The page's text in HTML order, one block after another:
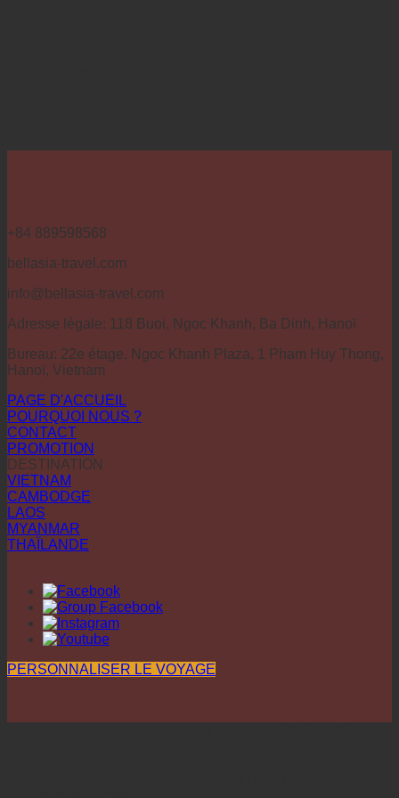
+84 889598568
bellasia-travel.com
info@bellasia-travel.com
Adresse légale: 118 Buoi, Ngoc Khanh, Ba Dinh, Hanoï
Bureau: 22e étage, Ngoc Khanh Plaza, 1 Pham Huy Thong,
Hanoï, Vietnam
PAGE D'ACCUEIL
POURQUOI NOUS ?
CONTACT
PROMOTION
DESTINATION
VIETNAM
CAMBODGE
LAOS
MYANMAR
THAÏLANDE
PERSONNALISER LE VOYAGE